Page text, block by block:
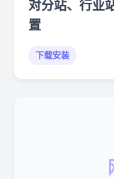
对分站、行业
置
下载安装